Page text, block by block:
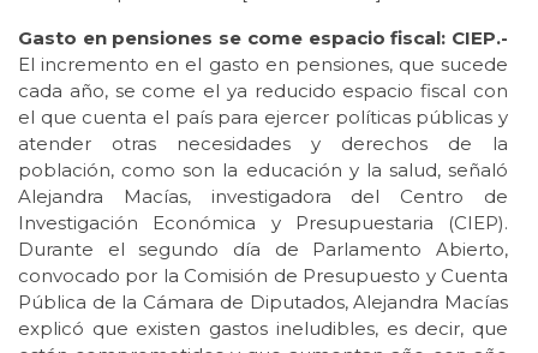
Gasto en pensiones se come espacio fiscal: CIEP.-
El incremento en el gasto en pensiones, que sucede
cada año, se come el ya reducido espacio fiscal con
el que cuenta el país para ejercer políticas públicas y
atender otras necesidades y derechos de la
población, como son la educación y la salud, señaló
Alejandra Macías, investigadora del Centro de
Investigación Económica y Presupuestaria (CIEP).
Durante el segundo día de Parlamento Abierto,
convocado por la Comisión de Presupuesto y Cuenta
Pública de la Cámara de Diputados, Alejandra Macías
explicó que existen gastos ineludibles, es decir, que